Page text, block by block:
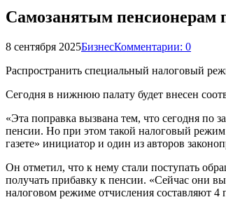
Самозанятым пенсионерам
8 сентября 2025БизнесКомментарии: 0
Распространить специальный налоговый
Сегодня в нижнюю палату будет внесен
«Эта поправка вызвана тем, что сегодня по
пенсии. Но при этом такой налоговый режим
газете» инициатор и один из авторов
Он отметил, что к нему стали поступать
получать прибавку к пенсии. «Сейчас они
налоговом режиме отчисления составляют